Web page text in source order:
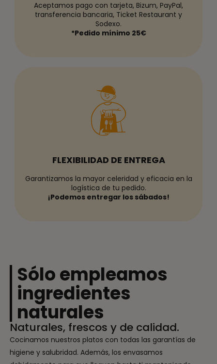
Aceptamos pago con tarjeta, Bizum, PayPal,
transferencia bancaria, Ticket Restaurant y
Sodexo.
*Pedido mínimo 25€
FLEXIBILIDAD DE ENTREGA
Garantizamos la mayor celeridad y eficacia en la
logística de tu pedido.
¡Podemos entregar los sábados!
Sólo empleamos
ingredientes
naturales
Naturales, frescos y de calidad.
Cocinamos nuestros platos con todas las garantías de
higiene y salubridad. Además, los envasamos